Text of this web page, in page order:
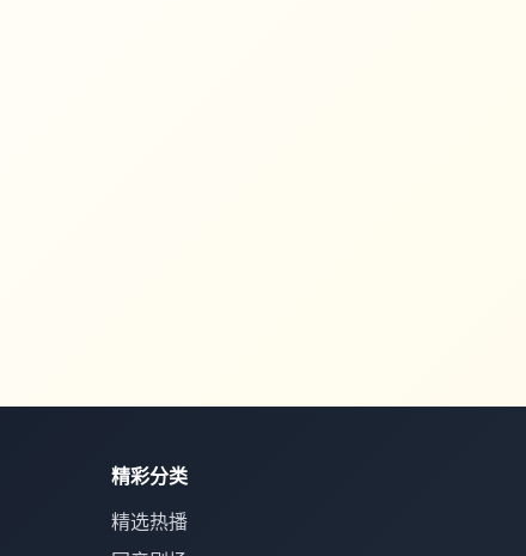
精彩分类
精选热播